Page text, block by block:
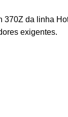
370Z da linha
exigentes.